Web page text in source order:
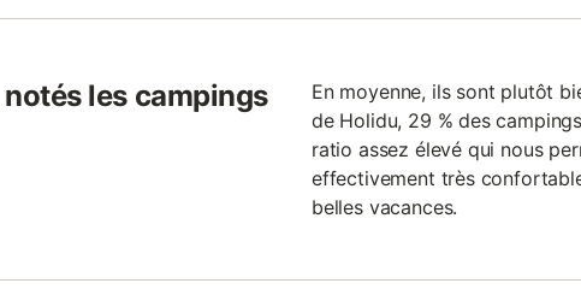
les campings
En moyenne, ils sont plutôt
de Holidu, 29 % des
ratio assez élevé qui nous
effectivement très
belles vacances.